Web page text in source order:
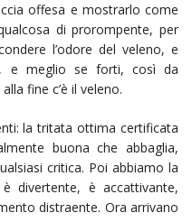
offesa e mostrarlo come
di prorompente, per
l’odore del veleno, e
e meglio se forti, così da
fine c’è il veleno.
la tritata ottima certificata
buona che abbaglia,
critica. Poi abbiamo la
divertente, è accattivante,
distraente. Ora arrivano